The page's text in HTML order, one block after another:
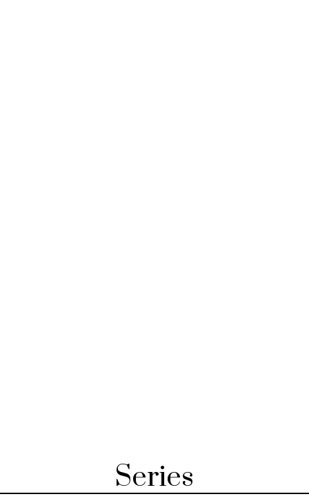
Series